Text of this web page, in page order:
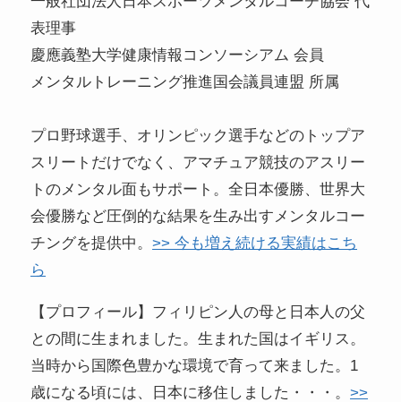
表理事
慶應義塾大学健康情報コンソーシアム 会員
メンタルトレーニング推進国会議員連盟 所属
プロ野球選手、オリンピック選手などのトップア
スリートだけでなく、アマチュア競技のアスリー
トのメンタル面もサポート。全日本優勝、世界大
会優勝など圧倒的な結果を生み出すメンタルコー
チングを提供中。>> 今も増え続ける実績はこち
ら
【プロフィール】フィリピン人の母と日本人の父
との間に生まれました。生まれた国はイギリス。
当時から国際色豊かな環境で育って来ました。1
歳になる頃には、日本に移住しました・・・。>>